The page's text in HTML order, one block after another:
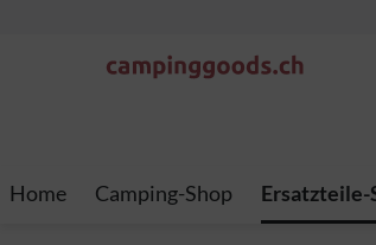
Home Camping-Shop Ersatzteile-